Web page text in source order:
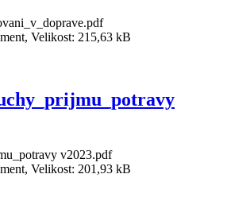
Velikost: 215,63 kB
v2023.pdf
Velikost: 201,93 kB